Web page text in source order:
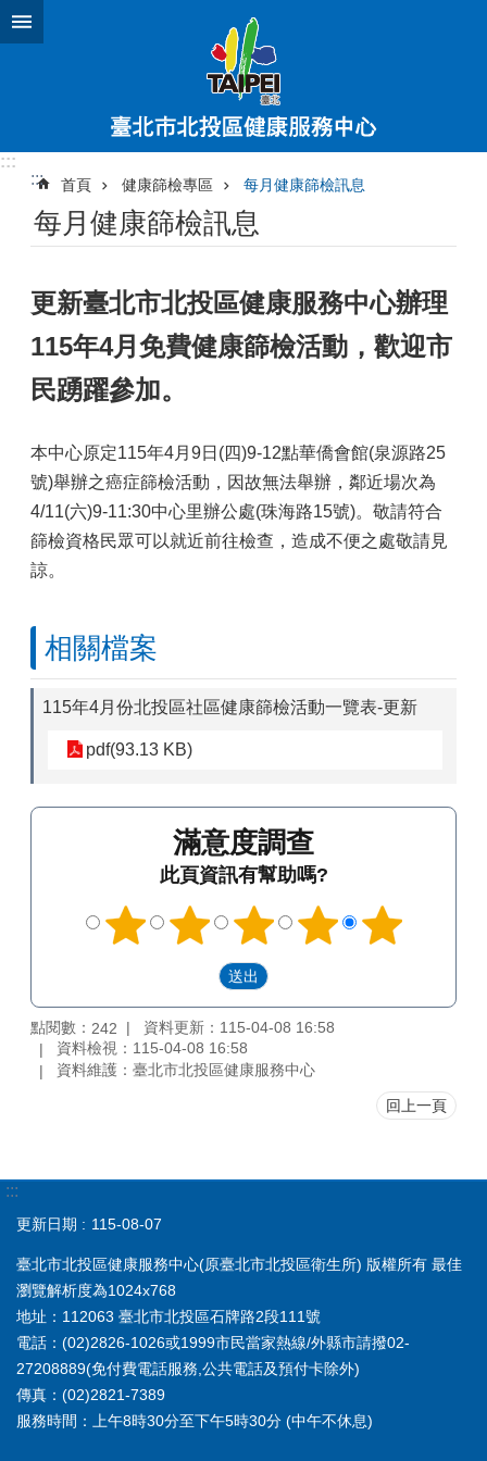
跳到主要內容區塊
:::
:::
首頁 健康篩檢專區 每月健康篩檢訊息
每月健康篩檢訊息
更新臺北市北投區健康服務中心辦理
115年4月免費健康篩檢活動，歡迎市
民踴躍參加。
本中心原定115年4月9日(四)9-12點華僑會館(泉源路25
號)舉辦之癌症篩檢活動，因故無法舉辦，鄰近場次為
4/11(六)9-11:30中心里辦公處(珠海路15號)。敬請符合
篩檢資格民眾可以就近前往檢查，造成不便之處敬請見
諒。
相關檔案
115年4月份北投區社區健康篩檢活動一覽表-更新
pdf(93.13 KB)
滿意度調查
此頁資訊有幫助嗎?
點閱數： 242
資料更新：115-04-08 16:58
資料檢視：115-04-08 16:58
資料維護：臺北市北投區健康服務中心
回上一頁
:::
更新日期 115-08-07
臺北市北投區健康服務中心(原臺北市北投區衛生所) 版權所有 最佳
瀏覽解析度為1024x768
地址：112063 臺北市北投區石牌路2段111號
電話：(02)2826-1026或1999市民當家熱線/外縣市請撥02-
27208889(免付費電話服務,公共電話及預付卡除外)
傳真：(02)2821-7389
服務時間：上午8時30分至下午5時30分 (中午不休息)